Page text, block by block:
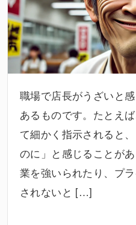
職場で店長がうざいと
あるものです。たとえ
て細かく指示されると
のに」と感じることが
業を強いられたり、プ
されないと […]